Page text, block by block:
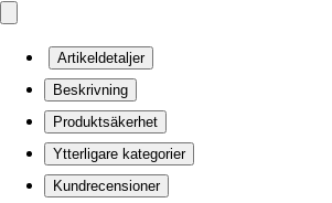
Artikeldetaljer
Beskrivning
Produktsäkerhet
Ytterligare kategorier
Kundrecensioner